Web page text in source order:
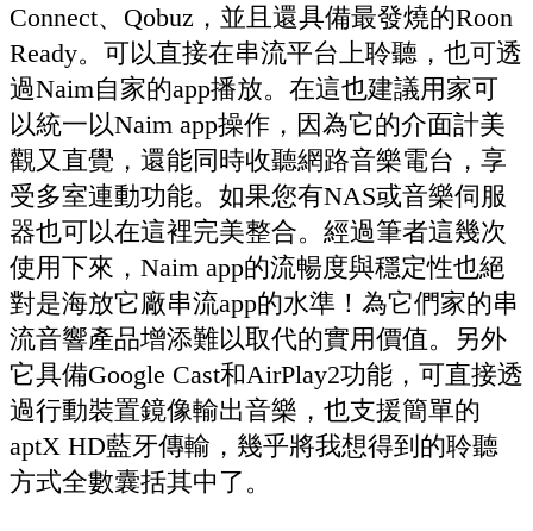
Connect、Qobuz，並且還具備最發燒的Roon
Ready。可以直接在串流平台上聆聽，也可透
過Naim自家的app播放。在這也建議用家可
以統一以Naim app操作，因為它的介面計美
觀又直覺，還能同時收聽網路音樂電台，享
受多室連動功能。如果您有NAS或音樂伺服
器也可以在這裡完美整合。經過筆者這幾次
使用下來，Naim app的流暢度與穩定性也絕
對是海放它廠串流app的水準！為它們家的串
流音響產品增添難以取代的實用價值。另外
它具備Google Cast和AirPlay2功能，可直接透
過行動裝置鏡像輸出音樂，也支援簡單的
aptX HD藍牙傳輸，幾乎將我想得到的聆聽
方式全數囊括其中了。